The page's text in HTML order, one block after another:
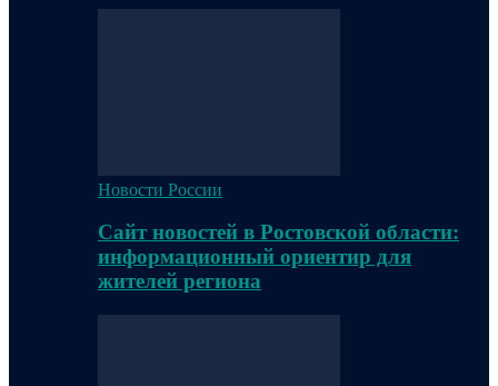
Новости России
Сайт новостей в Ростовской области:
информационный ориентир для
жителей региона